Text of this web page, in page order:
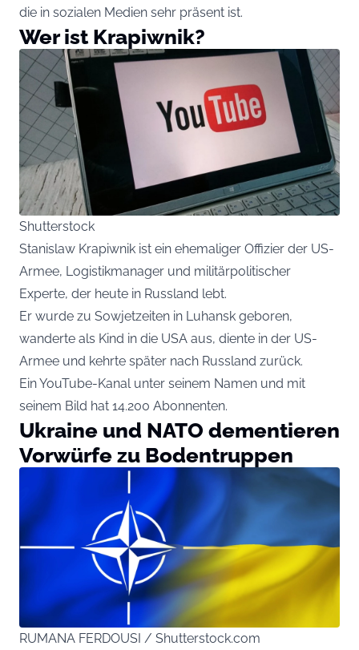
die in sozialen Medien sehr präsent ist.
Wer ist Krapiwnik?
Shutterstock
Stanislaw Krapiwnik ist ein ehemaliger Offizier der US-
Armee, Logistikmanager und militärpolitischer
Experte, der heute in Russland lebt.
Er wurde zu Sowjetzeiten in Luhansk geboren,
wanderte als Kind in die USA aus, diente in der US-
Armee und kehrte später nach Russland zurück.
Ein YouTube-Kanal unter seinem Namen und mit
seinem Bild hat 14.200 Abonnenten.
Ukraine und NATO dementieren
Vorwürfe zu Bodentruppen
RUMANA FERDOUSI / Shutterstock.com